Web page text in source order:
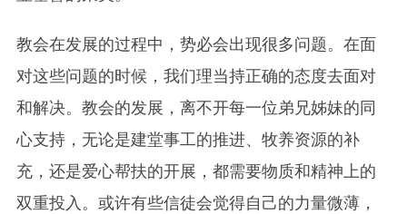
教会在发展的过程中，势必会出现很多问题。在面
对这些问题的时候，我们理当持正确的态度去面对
和解决。教会的发展，离不开每一位弟兄姊妹的同
心支持，无论是建堂事工的推进、牧养资源的补
充，还是爱心帮扶的开展，都需要物质和精神上的
双重投入。或许有些信徒会觉得自己的力量微薄，